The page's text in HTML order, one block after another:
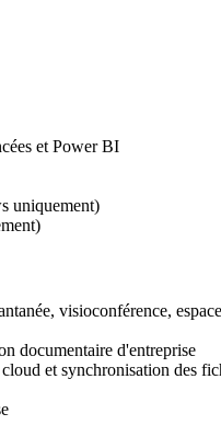
et Power BI
uniquement)
visioconférence,
documentaire d'entreprise
et synchronisation des